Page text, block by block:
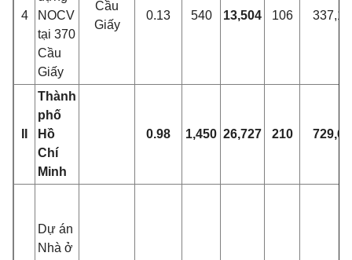
4
NOCV
tại 370
Cầu
Giấy
Cầu
Giấy
0.13 540 13,504 106
Thành
phố
Hồ
Chí
Minh
0.98 1,450 26,727 210
Dự án
Nhà ở